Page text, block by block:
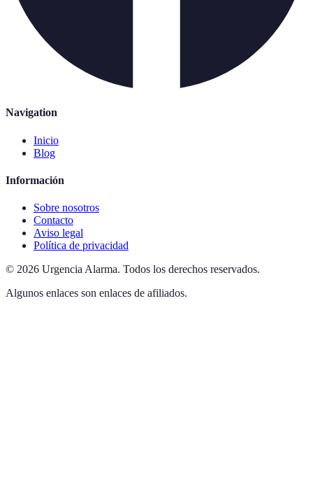
Navigation
Inicio
Blog
Información
Sobre nosotros
Contacto
Aviso legal
Política de privacidad
© 2026 Urgencia Alarma. Todos los derechos reservados.
Algunos enlaces son enlaces de afiliados.